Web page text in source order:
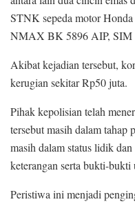
STNK sepeda motor
NMAX BK 5896 AIP, SIM
Akibat kejadian tersebut,
kerugian sekitar Rp50 juta.
Pihak kepolisian telah
tersebut masih dalam tahap
masih dalam status lidik
keterangan serta bukti-
Peristiwa ini menjadi